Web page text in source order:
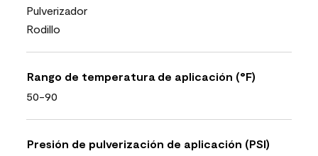
Pulverizador
Rodillo
Rango de temperatura de aplicación (°F)
50-90
Presión de pulverización de aplicación (PSI)